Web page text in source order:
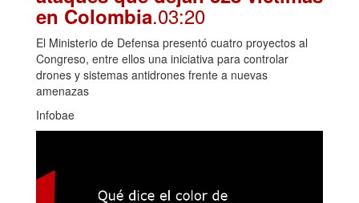
en Colombia.03:20
El Ministerio de Defensa presentó cuatro proyectos al
Congreso, entre ellos una iniciativa para controlar
drones y sistemas antidrones frente a nuevas
amenazas
Infobae